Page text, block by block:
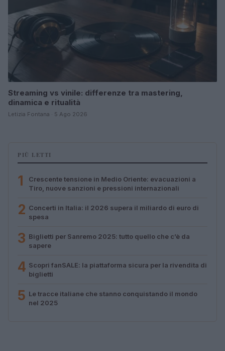
Streaming vs vinile: differenze tra mastering,
dinamica e ritualità
Letizia Fontana · 5 Ago 2026
PIÙ LETTI
1
Crescente tensione in Medio Oriente: evacuazioni a
Tiro, nuove sanzioni e pressioni internazionali
2 Concerti in Italia: il 2026 supera il miliardo di euro di
spesa
3 Biglietti per Sanremo 2025: tutto quello che c’è da
sapere
4 Scopri fanSALE: la piattaforma sicura per la rivendita di
biglietti
5 Le tracce italiane che stanno conquistando il mondo
nel 2025